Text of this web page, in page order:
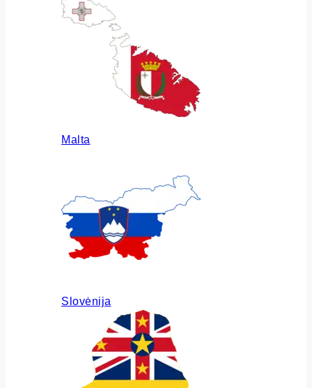
Malta
Slovėnija